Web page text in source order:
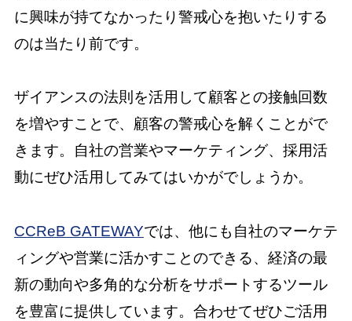
に興味が持てなかったり警戒心を抱いたりする
のは当たり前です。
ザイアンスの法則を活用して顧客との接触回数
を増やすことで、顧客の警戒心を解くことがで
きます。自社の営業やマーケティング、採用活
動にぜひ活用してみてはいかがでしょうか。
CCReB GATEWAYでは、他にも自社のマーケテ
ィングや営業に活かすことのできる、経済の最
新の動向や多角的な分析をサポートするツール
を豊富に提供しています。合わせてぜひご活用